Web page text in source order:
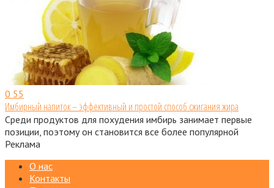
0 55
Имбирный напиток – эффективный и простой способ сжигания жира
Среди продуктов для похудения имбирь занимает первые
позиции, поэтому он становится все более популярной
Реклама
О нас
Контакты